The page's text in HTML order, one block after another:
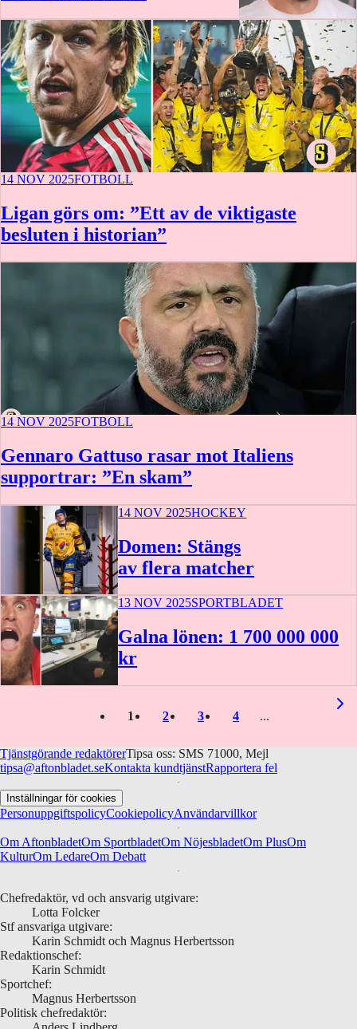
14 NOV 2025FOTBOLL
Ligan görs om: ”Ett av de viktigaste
besluten i historian”
14 NOV 2025FOTBOLL
Gennaro Gattuso rasar mot Italiens
supportrar: ”En skam”
14 NOV 2025HOCKEY
Domen: Stängs
av flera matcher
13 NOV 2025SPORTBLADET
Galna lönen: 1 700 000 000
kr
1 2 3 4
Tjänstgörande redaktörerTipsa oss: SMS 71000, Mejl
tipsa@aftonbladet.seKontakta kundtjänstRapportera fel
Inställningar för cookies
PersonuppgiftspolicyCookiepolicyAnvändarvillkor
Om AftonbladetOm SportbladetOm NöjesbladetOm PlusOm
KulturOm LedareOm Debatt
Chefredaktör, vd och ansvarig utgivare:
Lotta Folcker
Stf ansvariga utgivare:
Karin Schmidt och Magnus Herbertsson
Redaktionschef:
Karin Schmidt
Sportchef:
Magnus Herbertsson
Politisk chefredaktör: